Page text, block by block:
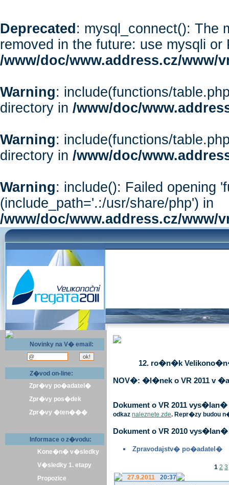
Deprecated : mysql_connect(): The
removed in the future: use mysqli or
/www/doc/www.address.cz/www/
Warning: include(functions/
directory in /www/doc/
Warning: include(functions/
directory in /www/doc/
Warning: include(): Failed opening
(include_path='.:/usr/share/php') in
/www/doc/www.address.cz/www/
Novinky na V� email:
Z�vod on-line:
Zpr�vy po�adatel�
Zpr�vy pos�dek
Zpr�vy �ten���
Informace o z�vodu:
Kone�n� v�sledky
V�sledky 1. etapy
Propozice
12. ro�n�k
NOV�: �l�nek o VR 2011 v
Dokument o VR 2011
odkaz naleznete zde. Repr�zy budou
Dokument o VR 2010
Zpravodajstv� po�adatel�
1 2 3
27.9.2011
20:37